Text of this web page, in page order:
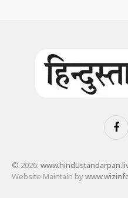
© 2026:
Website Maintain by